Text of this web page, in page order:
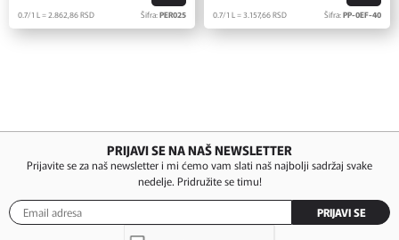
0.7/1 L = 2.862,86RSD Šifra:PER025 0.7/1 L = 3.157,66RSD Šifra:PP-0EF-40
PRIJAVI SE NA NAŠ NEWSLETTER
Prijavite se za naš newsletter i mi ćemo vam slati naš najbolji sadržaj svake
nedelje. Pridružite se timu!
PRIJAVI SE